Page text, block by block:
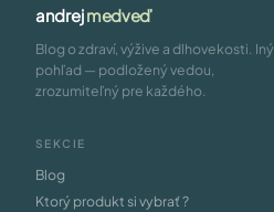
andrejmedveď
Blog o zdraví, výžive a dlhovekosti. Iný
pohľad — podložený vedou,
zrozumiteľný pre každého.
SEKCIE
Blog
Ktorý produkt si vybrať ?